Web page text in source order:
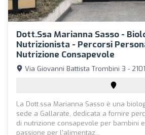
Dott.ssa Marianna Sasso -
Nutrizionista - Percorsi
Nutrizione Consapevole
Via Giovanni Battista Trombini 3 -
La Dott.ssa Marianna Sasso è una
sede a Gallarate, dedicata a fornire
di nutrizione consapevole per bambini
passione per l'alimentaz...